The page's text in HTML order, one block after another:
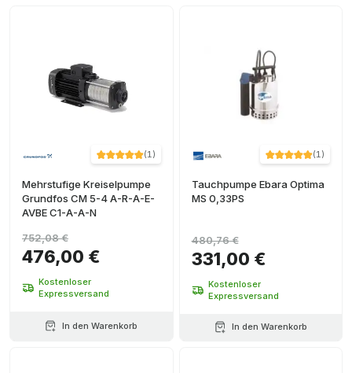
(1)
Mehrstufige Kreiselpumpe
Grundfos CM 5-4 A-R-A-E-
AVBE C1-A-A-N
476,00 €
752,08 €
Kostenloser
Expressversand
In den Warenkorb
(1)
Tauchpumpe Ebara Optima
MS 0,33PS
331,00 €
480,76 €
Kostenloser
Expressversand
In den Warenkorb